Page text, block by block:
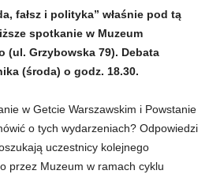
fałsz i polityka” właśnie pod tą
spotkanie w Muzeum
(ul. Grzybowska 79). Debata
(środa) o godz. 18.30.
w Getcie Warszawskim i Powstanie
o tych wydarzeniach? Odpowiedzi
uczestnicy kolejnego
przez Muzeum w ramach cyklu